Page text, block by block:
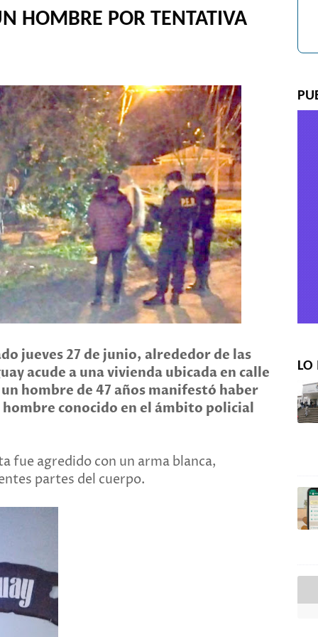
HOMBRE POR TENTATIVA
jueves 27 de junio, alrededor de las
acude a una vivienda ubicada en calle
hombre de 47 años manifestó haber
conocido en el ámbito policial
fue agredido con un arma blanca,
partes del cuerpo.
LO